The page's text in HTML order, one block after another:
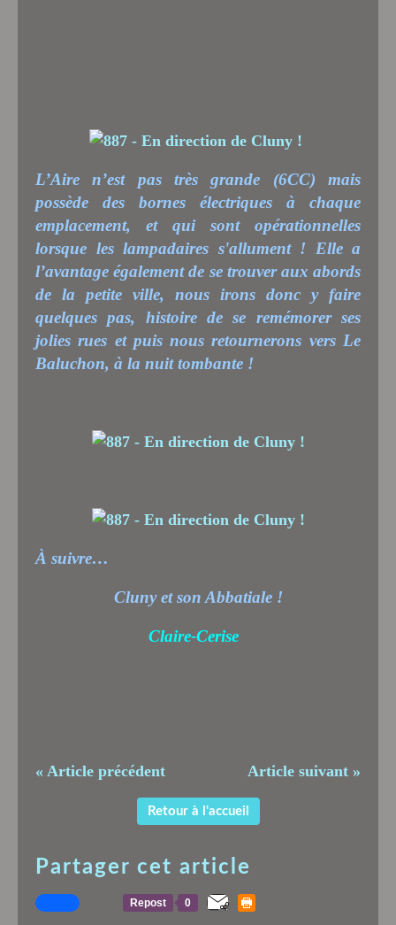
L’Aire n’est pas très grande (6CC) mais
possède des bornes électriques à chaque
emplacement, et qui sont opérationnelles
lorsque les lampadaires s'allument ! Elle a
l’avantage également de se trouver aux abords
de la petite ville, nous irons donc y faire
quelques pas, histoire de se remémorer ses
jolies rues et puis nous retournerons vers Le
Baluchon, à la nuit tombante !
À suivre…
Cluny et son Abbatiale !
Claire-Cerise
« Article précédent Article suivant »
Retour à l'accueil
Partager cet article
Repost 0